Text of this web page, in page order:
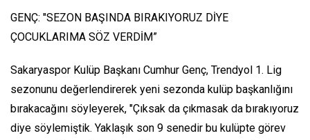
GENÇ: "SEZON BAŞINDA BIRAKIYORUZ DİYE
ÇOCUKLARIMA SÖZ VERDİM”
Sakaryaspor Kulüp Başkanı Cumhur Genç, Trendyol 1. Lig
sezonunu değerlendirerek yeni sezonda kulüp başkanlığını
bırakacağını söyleyerek, "Çıksak da çıkmasak da bırakıyoruz
diye söylemiştik. Yaklaşık son 9 senedir bu kulüpte görev